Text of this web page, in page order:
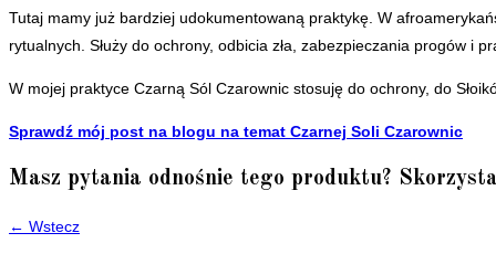
Tutaj mamy już bardziej udokumentowaną praktykę. W
rytualnych. Służy do ochrony, odbicia zła, zabezpieczania progów i
W mojej praktyce Czarną Sól Czarownic stosuję do ochrony, do
Sprawdź mój post na blogu na temat Czarnej Soli Czarownic
Masz pytania odnośnie tego produktu?
← Wstecz